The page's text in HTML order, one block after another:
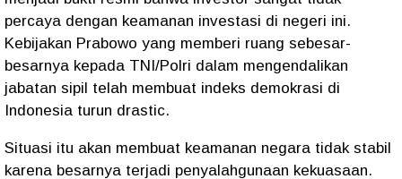
percaya dengan keamanan investasi di negeri ini.
Kebijakan Prabowo yang memberi ruang sebesar-
besarnya kepada TNI/Polri dalam mengendalikan
jabatan sipil telah membuat indeks demokrasi di
Indonesia turun drastic.
Situasi itu akan membuat keamanan negara tidak stabil
karena besarnya terjadi penyalahgunaan kekuasaan.